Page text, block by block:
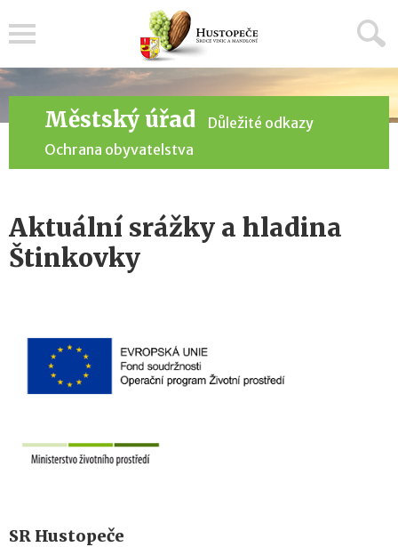
Městský úřad
Důležité odkazy
Ochrana obyvatelstva
Aktuální srážky a hladina
Štinkovky
SR Hustopeče